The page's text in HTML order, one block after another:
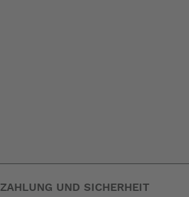
ZAHLUNG UND SICHERHEIT